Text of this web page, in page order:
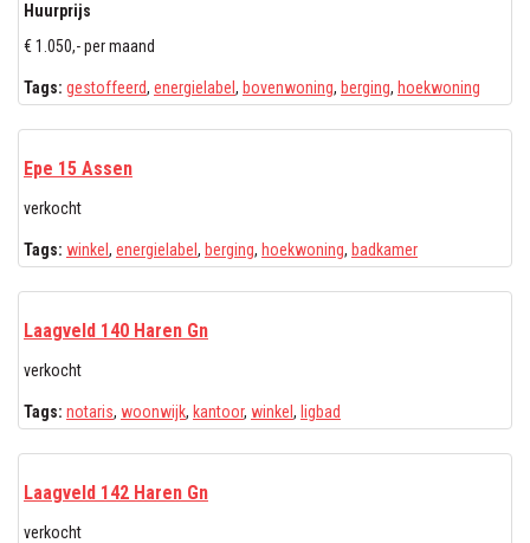
Huurprijs
€ 1.050,- per maand
Tags: gestoffeerd, energielabel , bovenwoning, berging, hoekwoning
Epe 15 Assen
verkocht
Tags: winkel , energielabel , berging, hoekwoning, badkamer
Laagveld 140 Haren Gn
verkocht
Tags: notaris, woonwijk, kantoor, winkel , ligbad
Laagveld 142 Haren Gn
verkocht